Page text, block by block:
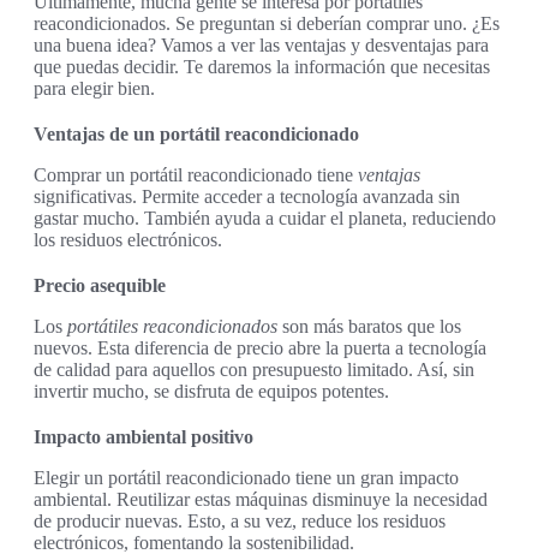
reacondicionados. Se preguntan si deberían comprar uno. ¿Es
una buena idea? Vamos a ver las ventajas y desventajas para
que puedas decidir. Te daremos la información que necesitas
para elegir bien.
Ventajas de un portátil reacondicionado
Comprar un portátil reacondicionado tiene ventajas
significativas. Permite acceder a tecnología avanzada sin
gastar mucho. También ayuda a cuidar el planeta, reduciendo
los residuos electrónicos.
Precio asequible
Los portátiles reacondicionados son más baratos que los
nuevos. Esta diferencia de precio abre la puerta a tecnología
de calidad para aquellos con presupuesto limitado. Así, sin
invertir mucho, se disfruta de equipos potentes.
Impacto ambiental positivo
Elegir un portátil reacondicionado tiene un gran impacto
ambiental. Reutilizar estas máquinas disminuye la necesidad
de producir nuevas. Esto, a su vez, reduce los residuos
electrónicos, fomentando la sostenibilidad.